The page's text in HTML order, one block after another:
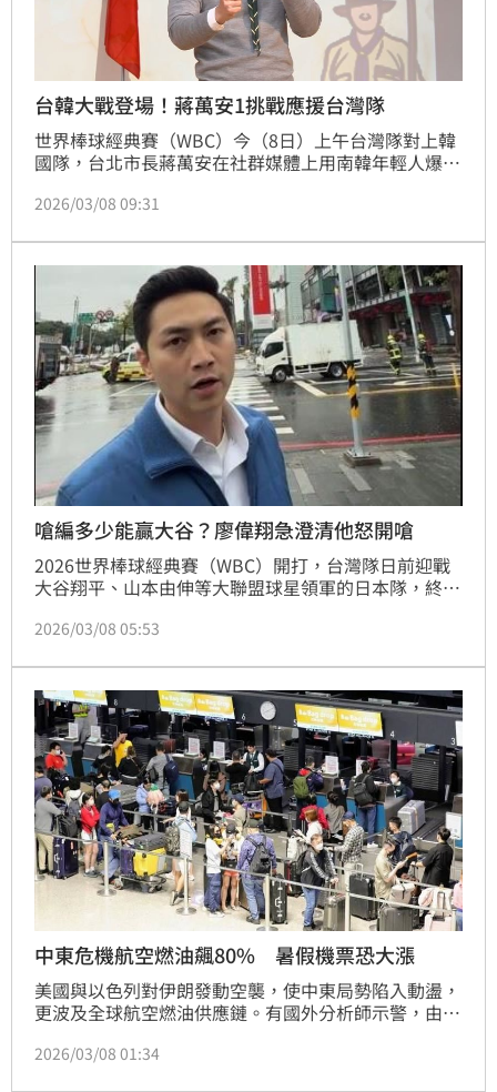
台韓大戰登場！蔣萬安1挑戰應援台灣隊
世界棒球經典賽（WBC）今（8日）上午台灣隊對上韓
國隊，台北市長蔣萬安在社群媒體上用南韓年輕人爆紅
舞，幫台灣隊加油。蔣萬安受訪時也表示，「今天對上
該有達標，但最重要的是大家一起為台灣隊加油打氣，
我相信應該一定會順利得勝。」
2026/03/08 09:31
嗆編多少能贏大谷？廖偉翔急澄清他怒開嗆
2026世界棒球經典賽（WBC）開打，台灣隊日前迎戰
大谷翔平、山本由伸等大聯盟球星領軍的日本隊，終場
算，國民黨立委廖偉翔卻反嗆「編多少（預算）能贏大
稱「輸給日本隊，我們都不好受，但不論輸贏，我們都
全力支持！」並列出同意核定的預算澄清，不過政治工
作者周軒就怒嗆，「不要講這種幹話啦」。
2026/03/08 05:53
中東危機航空燃油飆80% 暑假機票恐大漲
美國與以色列對伊朗發動空襲，使中東局勢陷入動盪，
更波及全球航空燃油供應鏈。有國外分析師示警，由於
斷，航空燃油價格在短時間內飆升逾80%，這不僅可能
2026/03/08 01:34